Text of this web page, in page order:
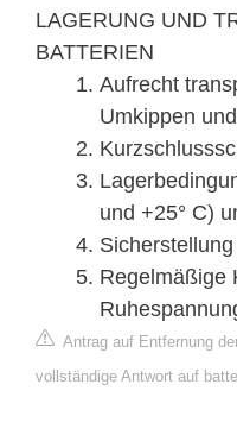
LAGERUNG UND
BATTERIEN
Aufrecht
Umkippen
und +25° C)
Regelmäßige
Antrag auf Entfernung
vollständige Antwort auf